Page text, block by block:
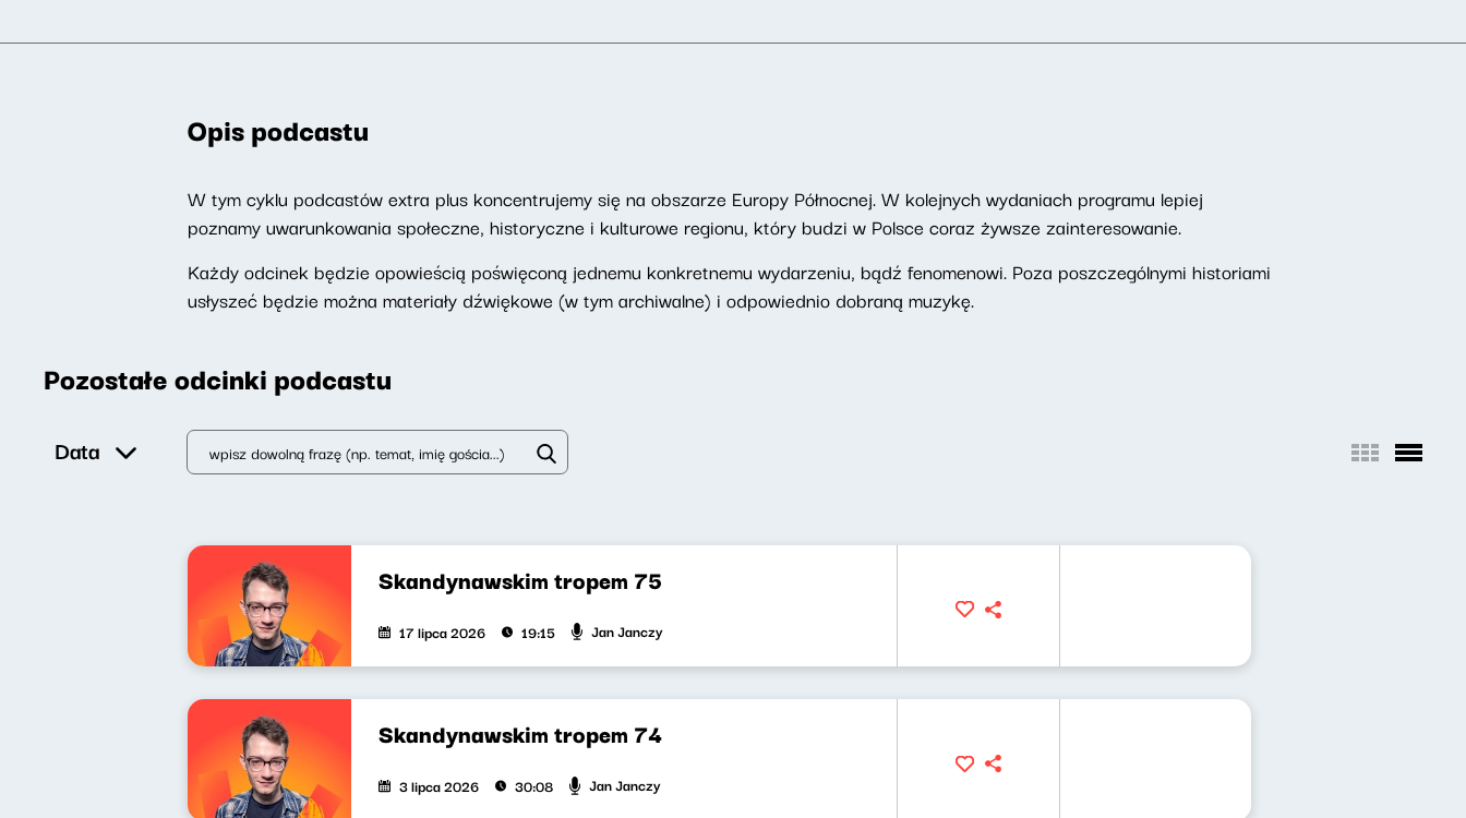
Opis podcastu
W tym cyklu podcastów extra plus koncentrujemy się na obszarze Europy Północnej. W kolejnych wydaniach programu lepiej
poznamy uwarunkowania społeczne, historyczne i kulturowe regionu, który budzi w Polsce coraz żywsze zainteresowanie.
Każdy odcinek będzie opowieścią poświęconą jednemu konkretnemu wydarzeniu, bądź fenomenowi. Poza poszczególnymi historiami
usłyszeć będzie można materiały dźwiękowe (w tym archiwalne) i odpowiednio dobraną muzykę.
Pozostałe odcinki podcastu
Data
Skandynawskim tropem 75
17 lipca 2026 19:15 Jan Janczy
Skandynawskim tropem 74
3 lipca 2026 30:08 Jan Janczy